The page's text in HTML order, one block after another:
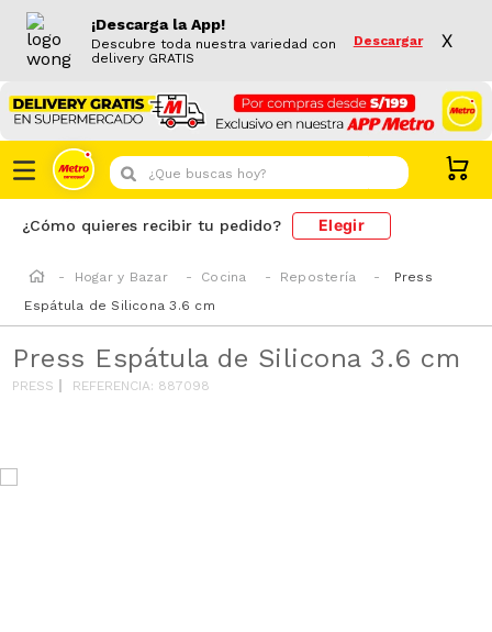
¡Descarga la App!
Descubre toda nuestra variedad con
delivery GRATIS
Descargar X
¿Que buscas hoy?
¿Cómo quieres recibir tu pedido? Elegir
Hogar y Bazar Cocina Repostería
Press
Espátula de Silicona 3.6 cm
Press Espátula de Silicona 3.6 cm
PRESS REFERENCIA: 887098